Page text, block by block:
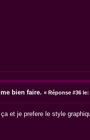
bien faire. « Réponse #36 le:
et je prefere le style